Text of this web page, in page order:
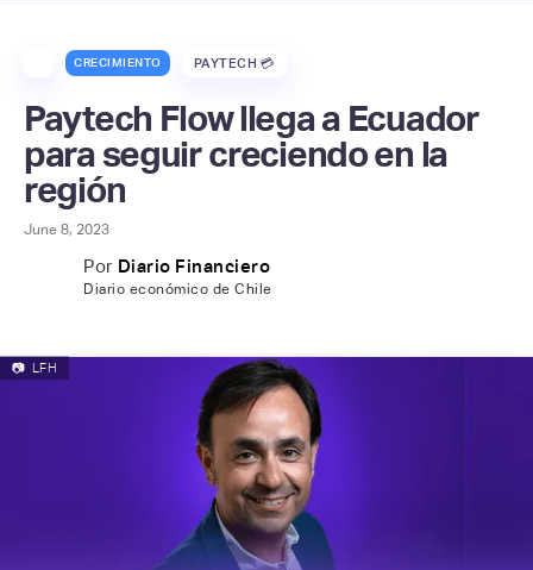
CRECIMIENTO PAYTECH 💳
Paytech Flow llega a Ecuador
para seguir creciendo en la
región
June 8, 2023
Por Diario Financiero
Diario económico de Chile
📷 LFH